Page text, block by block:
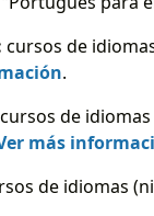
cursos de
.
cursos de
más
de idiomas